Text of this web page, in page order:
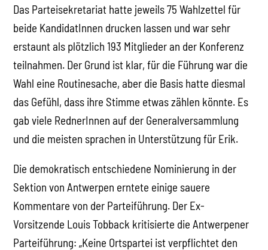
Das Parteisekretariat hatte jeweils 75 Wahlzettel für
beide KandidatInnen drucken lassen und war sehr
erstaunt als plötzlich 193 Mitglieder an der Konferenz
teilnahmen. Der Grund ist klar, für die Führung war die
Wahl eine Routinesache, aber die Basis hatte diesmal
das Gefühl, dass ihre Stimme etwas zählen könnte. Es
gab viele RednerInnen auf der Generalversammlung
und die meisten sprachen in Unterstützung für Erik.
Die demokratisch entschiedene Nominierung in der
Sektion von Antwerpen erntete einige sauere
Kommentare von der Parteiführung. Der Ex-
Vorsitzende Louis Tobback kritisierte die Antwerpener
Parteiführung: „Keine Ortspartei ist verpflichtet den